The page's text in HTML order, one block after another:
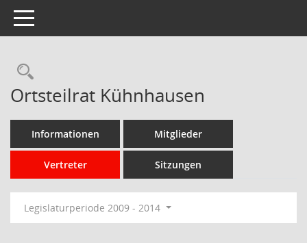
Toggle navigation
Rechercheauswahl
Ortsteilrat Kühnhausen
Informationen Mitglieder
Vertreter Sitzungen
Legislaturperiode 2009 - 2014